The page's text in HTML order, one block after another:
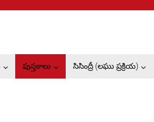
పుస్తకాలు సిసింద్రీ (లఘు ప్రక్రియ)